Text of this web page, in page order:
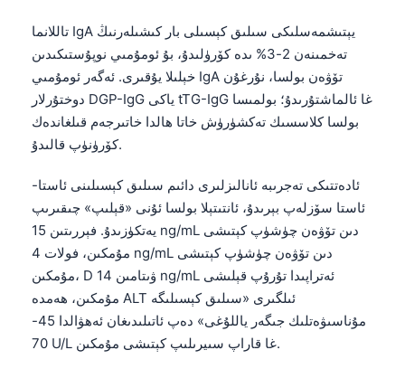
تاللانما IgA يېتىشمەسلىكى سىلىق كېسىلى بار كىشىلەرنىڭ
تەخمىنەن 2-3% ىدە كۆرۈلىدۇ، بۇ ئومۇمىي نوپۇستىكىدىن
خېلىلا يۇقىرى. ئەگەر ئومۇمىي IgA تۆۋەن بولسا، نۇرغۇن
دوختۇرلار DGP-IgG ياكى tTG-IgG غا ئالماشتۇرىدۇ؛ بولمىسا
بولسا كلاسسىك تەكشۈرۈش خاتا ھالدا خاتىرجەم قىلغاندەك
كۆرۈنۈپ قالىدۇ.
ئادەتتىكى تەجرىبە ئانالىزلىرى دائىم سىلىق كېسىلىنى ئاستا-
ئاستا سۆزلەپ بېرىدۇ، ئانتىتېلا بولسا ئۇنى «قېلىپ» چىقىرىپ
يەتكۈزىدۇ. فېررىتىن 15 ng/mL دىن تۆۋەن چۈشۈپ كېتىشى
مۇمكىن، فولات 4 ng/mL دىن تۆۋەن چۈشۈپ كېتىشى
مۇمكىن، D ۋىتامىن 14 ng/mL ئەتراپىدا تۇرۇپ قېلىشى
مۇمكىن، ھەمدە ALT ئىلگىرى «سىلىق كېسىلىگە
مۇناسىۋەتلىك جىگەر ياللۇغى» دەپ ئاتىلىدىغان ئەھۋالدا 45-
70 U/L غا قاراپ سىيرىلىپ كېتىشى مۇمكىن.